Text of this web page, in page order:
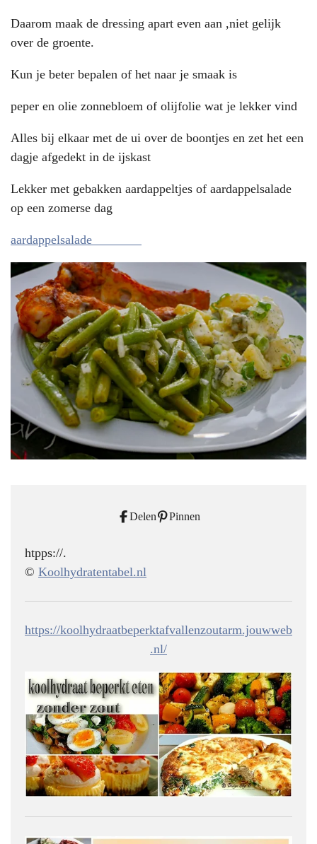
Daarom maak de dressing apart even aan ,niet gelijk
over de groente.
Kun je beter bepalen of het naar je smaak is
peper en olie zonnebloem of olijfolie wat je lekker vind
Alles bij elkaar met de ui over de boontjes en zet het een
dagje afgedekt in de ijskast
Lekker met gebakken aardappeltjes of aardappelsalade
op een zomerse dag
aardappelsalade
Delen Pinnen
htpps://.
© Koolhydratentabel.nl
https://koolhydraatbeperktafvallenzoutarm.jouwweb
.nl/